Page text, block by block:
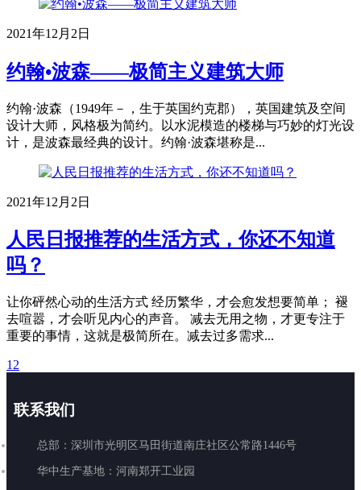
2021年12月2日
约翰•波森——极简主义建筑大师
约翰·波森（1949年－，生于英国约克郡），英国建筑及空间
设计大师，风格极为简约。以水泥模造的楼梯与巧妙的灯光设
计，是波森最经典的设计。约翰·波森堪称是...
2021年12月2日
人民日报推荐的生活方式，你还不知道
吗？
让你砰然心动的生活方式 经历繁华，才会愈发想要简单； 褪
去喧嚣，才会听见内心的声音。 减去无用之物，才更专注于
重要的事情，这就是极简所在。减去过多需求...
1 2
联系我们
总部：深圳市光明区马田街道南庄社区公常路1446号
华中生产基地：河南郑开工业园